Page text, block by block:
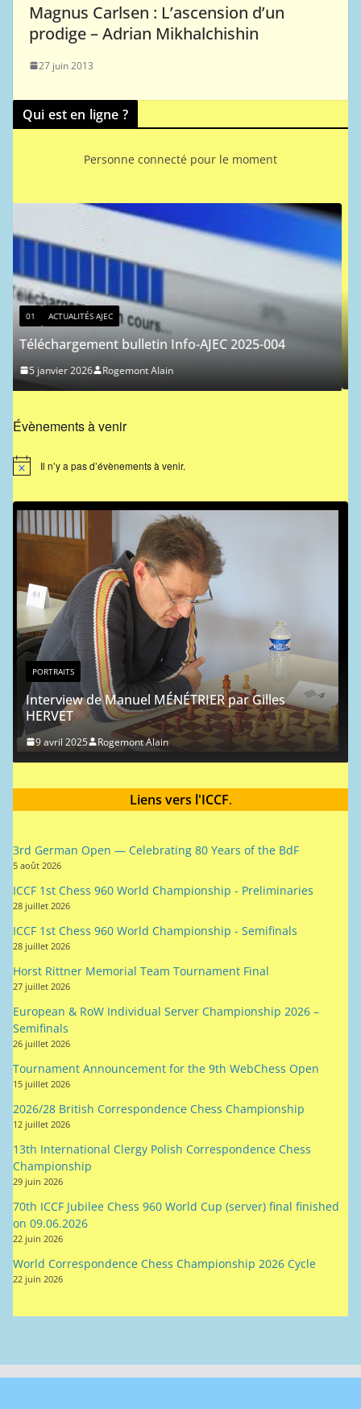
Magnus Carlsen : L’ascension d’un
prodige – Adrian Mikhalchishin
27 juin 2013
Qui est en ligne ?
Personne connecté pour le moment
01 ACTUALITÉS AJEC
Classement ICCF des joueurs de l’AJEC – 2026/1
1 janvier 2026 Ferdinand Jocelyn
Évènements à venir
N
i
e
Il n’y a pas d’évènements à venir.
PORTRAITS
Portrait chinois : Jean-Michel Hagnere
9 mai 2024 Rogemont Alain
Liens vers l'ICCF.
5 août 2026
ICCF 1st Chess 960 World Championship - Preliminaries
ICCF 1st Chess 960 World Championship - Semifinals
28 juillet 2026
Horst Rittner Memorial Team Tournament Final
27 juillet 2026
European & RoW Individual Server Championship 2026 –
Semifinals
26 juillet 2026
Tournament Announcement for the 9th WebChess Open
15 juillet 2026
2026/28 British Correspondence Chess Championship
12 juillet 2026
13th International Clergy Polish Correspondence Chess
Championship
29 juin 2026
70th ICCF Jubilee Chess 960 World Cup (server) final finished
on 09.06.2026
22 juin 2026
World Correspondence Chess Championship 2026 Cycle
22 juin 2026
Contact AJEC